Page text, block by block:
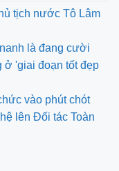
tịch nước Tô Lâm
là đang cười
ở 'giai đoạn tốt đẹp
vào phút chót
lên Đối tác Toàn